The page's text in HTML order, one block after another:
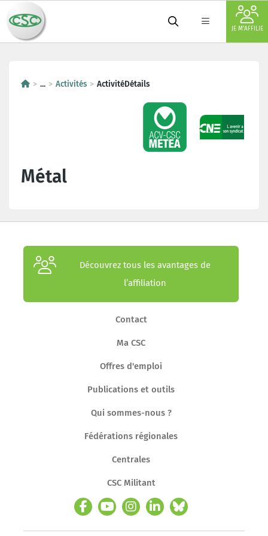
JE M'AFFILIE
... Activités ActivitéDétails
Métal
Découvrez tous les avantages de
l’affiliation
Contact
Ma CSC
Offres d'emploi
Publications et outils
Qui sommes-nous ?
Fédérations régionales
Centrales
CSC Militant